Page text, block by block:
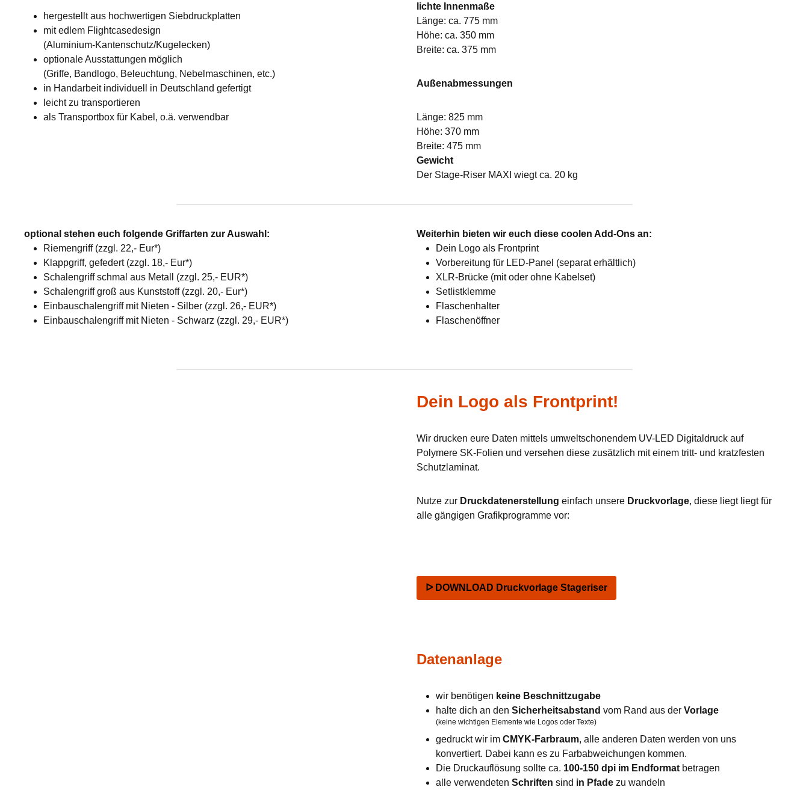
hergestellt aus hochwertigen Siebdruckplatten
mit edlem Flightcasedesign
(Aluminium-Kantenschutz/Kugelecken)
optionale Ausstattungen möglich
(Griffe, Bandlogo, Beleuchtung, Nebelmaschinen, etc.)
in Handarbeit individuell in Deutschland gefertigt
leicht zu transportieren
als Transportbox für Kabel, o.ä. verwendbar
lichte Innenmaße
Länge: ca. 775 mm
Höhe: ca. 350 mm
Breite: ca. 375 mm
Außenabmessungen
Länge: 825 mm
Höhe: 370 mm
Breite: 475 mm
Gewicht
Der Stage-Riser MAXI wiegt ca. 20 kg
optional stehen euch folgende Griffarten zur Auswahl:
Riemengriff (zzgl. 22,- Eur*)
Klappgriff, gefedert (zzgl. 18,- Eur*)
Schalengriff schmal aus Metall (zzgl. 25,- EUR*)
Schalengriff groß aus Kunststoff (zzgl. 20,- Eur*)
Einbauschalengriff mit Nieten - Silber (zzgl. 26,- EUR*)
Einbauschalengriff mit Nieten - Schwarz (zzgl. 29,- EUR*)
Weiterhin bieten wir euch diese coolen Add-Ons an:
Dein Logo als Frontprint
Vorbereitung für LED-Panel (separat erhältlich)
XLR-Brücke (mit oder ohne Kabelset)
Setlistklemme
Flaschenhalter
Flaschenöffner
Dein Logo als Frontprint!
Wir drucken eure Daten mittels umweltschonendem UV-LED Digitaldruck auf
Polymere SK-Folien und versehen diese zusätzlich mit einem tritt- und kratzfesten
Schutzlaminat.
Nutze zur Druckdatenerstellung einfach unsere Druckvorlage, diese liegt liegt für
alle gängigen Grafikprogramme vor:
ᐅ DOWNLOAD Druckvorlage Stageriser
Datenanlage
wir benötigen keine Beschnittzugabe
halte dich an den Sicherheitsabstand vom Rand aus der Vorlage
(keine wichtigen Elemente wie Logos oder Texte)
gedruckt wir im CMYK-Farbraum, alle anderen Daten werden von uns
konvertiert. Dabei kann es zu Farbabweichungen kommen.
Die Druckauflösung sollte ca. 100-150 dpi im Endformat betragen
alle verwendeten Schriften sind in Pfade zu wandeln